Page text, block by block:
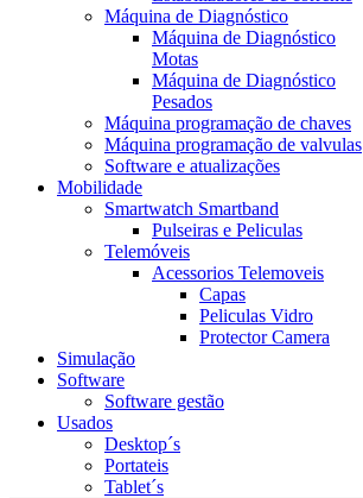
Máquina de Diagnóstico
Máquina de Diagnóstico
Motas
Máquina de Diagnóstico
Pesados
Máquina programação de chaves
Máquina programação de valvulas
Software e atualizações
Mobilidade
Smartwatch Smartband
Pulseiras e Peliculas
Telemóveis
Acessorios Telemoveis
Capas
Peliculas Vidro
Protector Camera
Simulação
Software
Software gestão
Usados
Desktop´s
Portateis
Tablet´s